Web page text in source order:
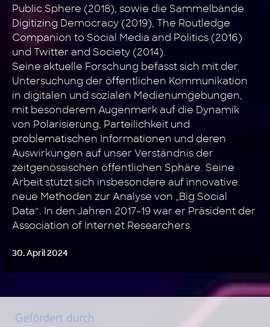
Public Sphere (2018), sowie die Sammelbände
Digitizing Democracy (2019), The Routledge
Companion to Social Media and Politics (2016)
und Twitter and Society (2014).
Seine aktuelle Forschung befasst sich mit der
Untersuchung der öffentlichen Kommunikation
in digitalen und sozialen Medienumgebungen,
mit besonderem Augenmerk auf die Dynamik
von Polarisierung, Parteilichkeit und
problematischen Informationen und deren
Auswirkungen auf unser Verständnis der
zeitgenössischen öffentlichen Sphäre. Seine
Arbeit stützt sich insbesondere auf innovative
neue Methoden zur Analyse von „Big Social
Data“. In den Jahren 2017-19 war er Präsident der
Association of Internet Researchers.
30. April 2024